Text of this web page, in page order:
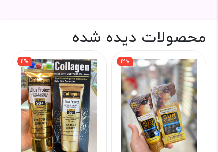
محصولات دیده شده
12%
11%